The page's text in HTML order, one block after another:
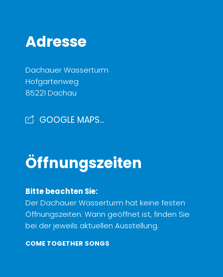
Adresse
Dachauer Wasserturm
Hofgartenweg
85221 Dachau
GOOGLE MAPS...
Öffnungszeiten
Bitte beachten Sie:
Der Dachauer Wasserturm hat keine festen
Öffnungszeiten. Wann geöffnet ist, finden Sie
bei der jeweils aktuellen Ausstellung.
COME TOGETHER SONGS